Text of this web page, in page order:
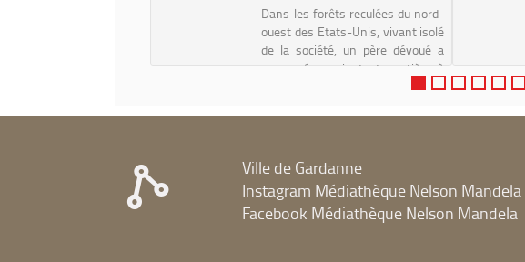
Dans les forêts reculées du nord-
ouest des Etats-Unis, vivant isolé
de la société, un père dévoué a
consacré sa vie toute entière à
faire de ses six jeunes enfants
Ville de Gardanne
Instagram Médiathèque Nelson Mandela
Facebook Médiathèque Nelson Mandela